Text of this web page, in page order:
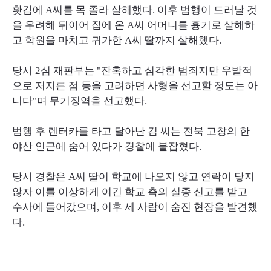
홧김에 A씨를 목 졸라 살해했다. 이후 범행이 드러날 것
을 우려해 뒤이어 집에 온 A씨 어머니를 흉기로 살해하
고 학원을 마치고 귀가한 A씨 딸까지 살해했다.
당시 2심 재판부는 "잔혹하고 심각한 범죄지만 우발적
으로 저지른 점 등을 고려하면 사형을 선고할 정도는 아
니다"며 무기징역을 선고했다.
범행 후 렌터카를 타고 달아난 김 씨는 전북 고창의 한
야산 인근에 숨어 있다가 경찰에 붙잡혔다.
당시 경찰은 A씨 딸이 학교에 나오지 않고 연락이 닿지
않자 이를 이상하게 여긴 학교 측의 실종 신고를 받고
수사에 들어갔으며, 이후 세 사람이 숨진 현장을 발견했
다.